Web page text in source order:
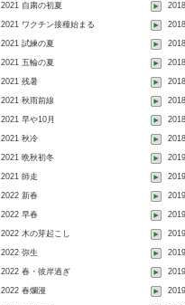
2021 自粛の初夏
2021 ワクチン接種始まる
2021 試練の夏
2021 五輪の夏
2021 残暑
2021 秋雨前線
2021 早や10月
2021 秋冷
2021 晩秋初冬
2021 師走
2022 新春
2022 早春
2022 木の芽起こし
2022 弥生
2022 春・彼岸過ぎ
2022 春爛漫